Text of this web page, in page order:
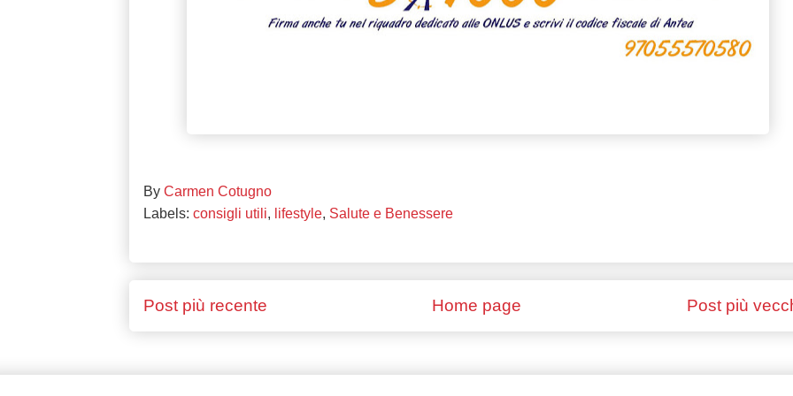
By Carmen Cotugno
Labels: consigli utili, lifestyle, Salute e Benessere
Post più recente Post più
Home page